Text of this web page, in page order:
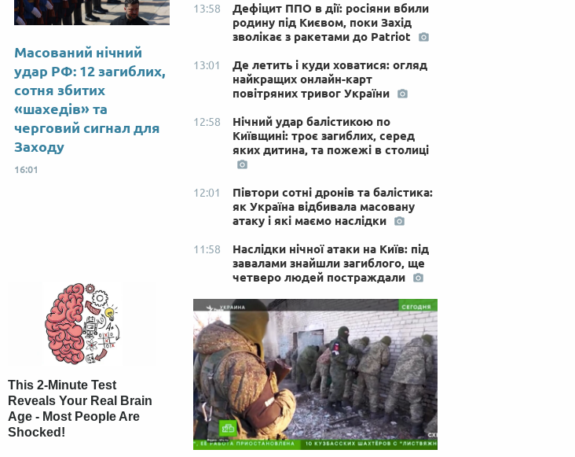
Масований нічний
удар РФ: 12 загиблих,
сотня збитих
«шахедів» та
черговий сигнал для
Заходу
16:01
This 2-Minute Test
Reveals Your Real Brain
Age - Most People Are
Shocked!
13:58
Дефіцит ППО в дії: росіяни вбили
родину під Києвом, поки Захід
зволікає з ракетами до Patriot
13:01
Де летить і куди ховатися: огляд
найкращих онлайн-карт
повітряних тривог України
12:58
Нічний удар балістикою по
Київщині: троє загиблих, серед
яких дитина, та пожежі в столиці
12:01
Півтори сотні дронів та балістика:
як Україна відбивала масовану
атаку і які маємо наслідки
11:58
Наслідки нічної атаки на Київ: під
завалами знайшли загиблого, ще
четверо людей постраждали